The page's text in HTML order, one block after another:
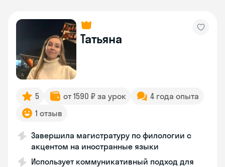
Татьяна
5 от 1590 ₽ за урок
4 года опыта
1 отзыв
Завершила магистратуру по филологии с
акцентом на иностранные языки
Использует коммуникативный подход для